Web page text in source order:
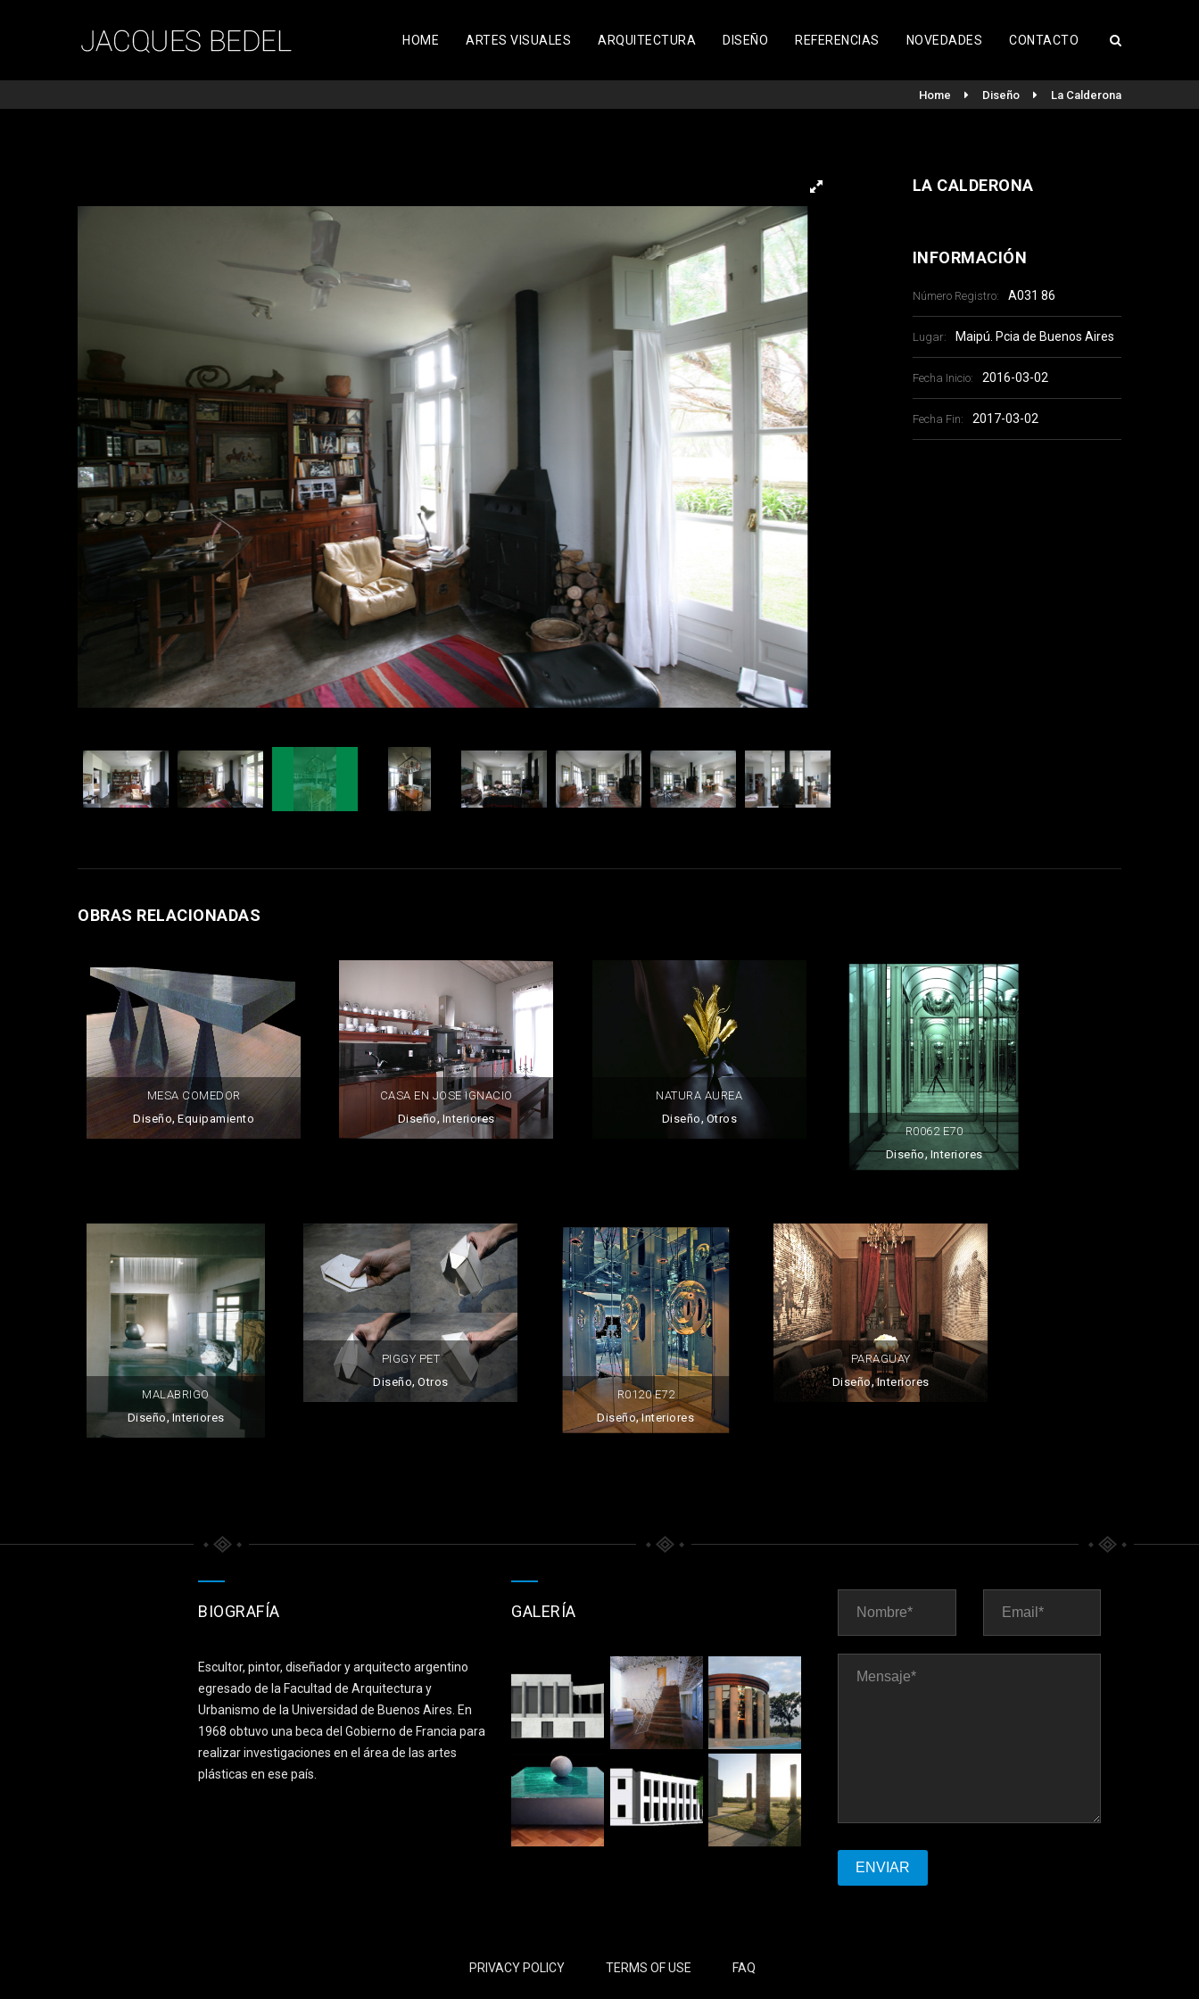
HOME ARTES VISUALES ARQUITECTURA DISEÑO REFERENCIAS NOVEDADES CONTACTO
Home Diseño La Calderona
LA CALDERONA
INFORMACIÓN
Número Registro: A031 86
Lugar: Maipú. Pcia de Buenos Aires
Fecha Inicio: 2016-03-02
Fecha Fin: 2017-03-02
OBRAS RELACIONADAS
MESA COMEDOR
Diseño, Equipamiento
CASA EN JOSE IGNACIO
Diseño, Interiores
NATURA AUREA
Diseño,Otros
R0062 E70
Diseño, Interiores
MALABRIGO
Diseño,Interiores
PIGGY PET
Diseño,Otros
R0120 E72
Diseño,Interiores
PARAGUAY
Diseño,Interiores
BIOGRAFÍA
Escultor, pintor, diseñador y arquitecto argentino
egresado de la Facultad de Arquitectura y
Urbanismo de la Universidad de Buenos Aires. En
1968 obtuvo una beca del Gobierno de Francia para
realizar investigaciones en el área de las artes
plásticas en ese país.
GALERÍA
PRIVACY POLICY TERMS OF USE FAQ